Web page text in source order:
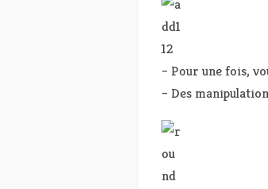
– Pour une fois,
– Des